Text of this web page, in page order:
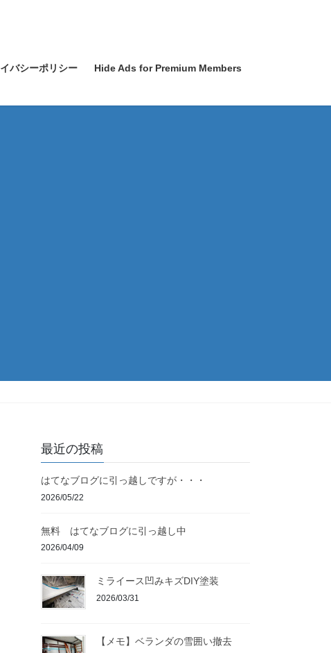
バシーポリシー Hide Ads for Premium Members
最近の投稿
はてなブログに引っ越しですが・・・
2026/05/22
無料 はてなブログに引っ越し中
2026/04/09
ミライース凹みキズDIY塗装
2026/03/31
【メモ】ベランダの雪囲い撤去